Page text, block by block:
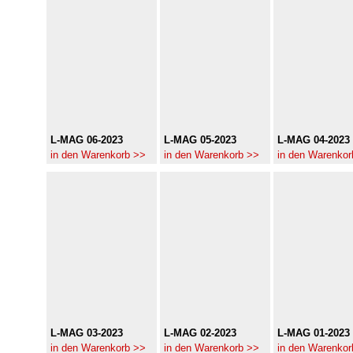
L-MAG 06-2023
in den Warenkorb >>
L-MAG 05-2023
in den Warenkorb >>
L-MAG 04-2023
in den
L-MAG 03-2023
in den Warenkorb >>
L-MAG 02-2023
in den Warenkorb >>
L-MAG 01-2023
in den